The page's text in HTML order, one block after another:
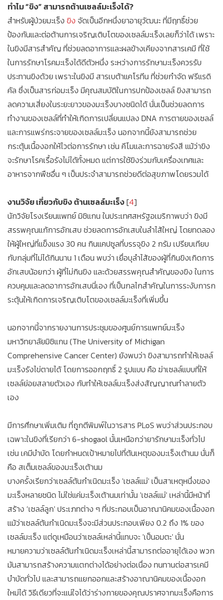
ทำไม “ขิง” สามารถต้านเซลล์มะเร็งได้?
สำหรับผู้ป่วยมะเร็ง ขิง จัดเป็นอีกหนึ่งยาอายุวัฒนะ ที่มีฤทธิ์ช่วย
ป้องกันและต่อต้านการเจริญเติบโตของเซลล์มะเร็งเลยก็ว่าได้ เพราะ
ในขิงมีสารสำคัญ ที่ช่วยลดอาการและผลข้างเคียงจากสารเคมี ที่ใช้
ในการรักษาโรคมะเร็งได้ดีตัวหนึ่ง ระหว่างการรักษามะเร็งควรรับ
ประทานขิงด้วย เพราะในขิงมี สารเบต้าแคโรทีน ที่ช่วยกำจัด ฟรีแรดิ
คัล ซึ่งเป็นสารก่อมะเร็ง มีคุณสมบัติในการปกป้องเซลล์ ขิงสามารถ
ลดความเสี่ยงในระยะยาวของมะเร็งบางชนิดได้ นั่นเป็นช่วยลดการ
ทำงานของเซลล์ที่ทำให้เกิดการเปลี่ยนแปลง DNA การตายของเซลล์
และการแพร่กระจายของเซลล์มะเร็ง นอกจากนี้ยังสามารถช่วย
กระตุ้นเนื้องอกให้ไวต่อการรักษา เช่น คีโมและการฉายรังสี แม้ว่าขิง
จะรักษาโรคเรื้อรังไม่ได้ทั้งหมด แต่การใช้ขิงร่วมกับเครื่องเทศและ
อาหารจากพืชอื่น ๆ เป็นประจำสามารถช่วยดีต่อสุขภาพโดยรวมได้
งานวิจัย เกี่ยวกับขิง ต้านเซลล์มะเร็ง[4]
นักวิจัยโรงเรียนแพทย์ มิชิแกน ในประเทศสหรัฐอเมริกาพบว่า ขิงมี
สรรพคุณแก้การอักเสบ ช่วยลดการอักเสบในลำไส้ใหญ่ โดยทดลอง
ให้ผู้ใหญ่ที่แข็งแรง 30 คน กินแคปซูลที่บรรจุขิง 2 กรัม เปรียบเทียบ
กับกลุ่มที่ไม่ได้กินนาน 1 เดือน พบว่า เยื่อบุลำไส้ของผู้ที่กินขิงเกิดการ
อักเสบน้อยกว่า ผู้ที่ไม่กินขิง และด้วยสรรพคุณสำคัญของขิง ในการ
ควบคุมและลดอาการอักเสบนี่เอง ที่เป็นกลไกสำคัญในการระงับการก
ระตุ้นให้เกิดการเจริญเติบโตของเซลล์มะเร็งที่เพิ่มขึ้น
นอกจากนี้จากรายงานการประชุมของศูนย์การแพทย์มะเร็ง
มหาวิทยาลัยมิชิแกน (The University of Michigan
Comprehensive Cancer Center) ยังพบว่า ขิงสามารถทำให้เซลล์
มะเร็งรังไข่ตายได้ โดยการออกฤทธิ์ 2 รูปแบบ คือ ฆ่าเซลล์แบบที่ให้
เซลล์ย่อยสลายตัวเอง กับทำให้เซลล์มะเร็งส่งสัญญาณทำลายตัว
เอง
มีการศึกษาเพิ่มเติม ที่ถูกตีพิมพ์ในวารสาร PLoS พบว่าส่วนประกอบ
เฉพาะในขิงที่เรียกว่า 6-shogaol นั้นเหนือกว่ายารักษามะเร็งทั่วไป
เช่น เคมีบำบัด โดยกำหนดเป้าหมายไปที่ต้นเหตุของมะเร็งเต้านม นั่นก็
คือ สเต็มเซลล์ของมะเร็งเต้านม
บางครั้งเรียกว่าเซลล์ต้นกำเนิดมะเร็ง 'เซลล์แม่' เป็นสาเหตุหนึ่งของ
มะเร็งหลายชนิด ไม่ใช่แค่มะเร็งเต้านมเท่านั้น 'เซลล์แม่' เหล่านี้มีหน้าที่
สร้าง ‘เซลล์ลูก' ประเภทต่าง ๆ ที่ประกอบเป็นอาณานิคมของเนื้องอก
แม้ว่าเซลล์ต้นกำเนิดมะเร็งจะมีส่วนประกอบเพียง 0.2 ถึง 1% ของ
เซลล์มะเร็ง แต่ดูเหมือนว่าเซลล์เหล่านี้แทบจะ 'เป็นอมตะ' นั่น
หมายความว่าเซลล์ต้นกำเนิดมะเร็งเหล่านี้สามารถต่ออายุได้เอง พวก
มันสามารถสร้างความแตกต่างได้อย่างต่อเนื่อง ทนทานต่อสารเคมี
บำบัดทั่วไป และสามารถแยกออกและสร้างอาณานิคมของเนื้องอก
ใหม่ได้ วิธีเดียวที่จะแน่ใจได้ว่าร่างกายของคุณปราศจากมะเร็งคือการ